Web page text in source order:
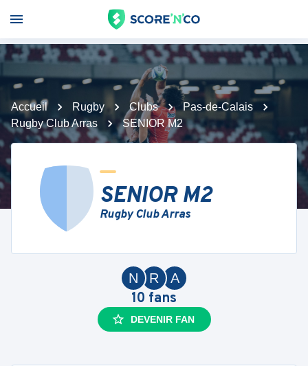
Accueil Rugby Clubs
Pas-de-Calais
Rugby Club Arras
SENIOR M2
SENIOR M2
Rugby Club Arras
A
R
N
10 fans
DEVENIR FAN